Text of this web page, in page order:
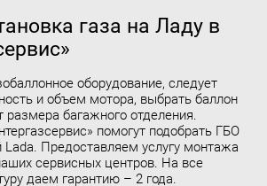
газа на Ладу в
оборудование, следует
и объем мотора, выбрать баллон
размера багажного отделения.
помогут подобрать ГБО
Lada. Предоставляем услугу монтажа
сервисных центров. На все
даем гарантию – 2 года.